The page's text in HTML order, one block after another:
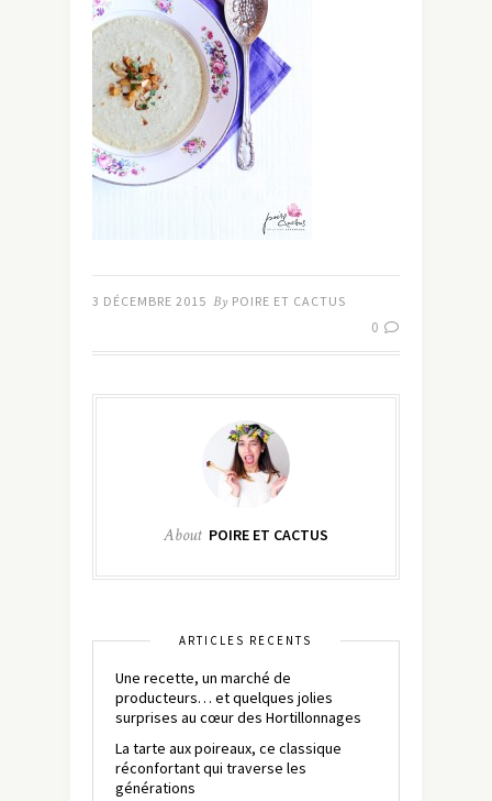
3 DÉCEMBRE 2015 By POIRE ET CACTUS
0
About POIRE ET CACTUS
ARTICLES RÉCENTS
Une recette, un marché de
producteurs… et quelques jolies
surprises au cœur des Hortillonnages
La tarte aux poireaux, ce classique
réconfortant qui traverse les
générations